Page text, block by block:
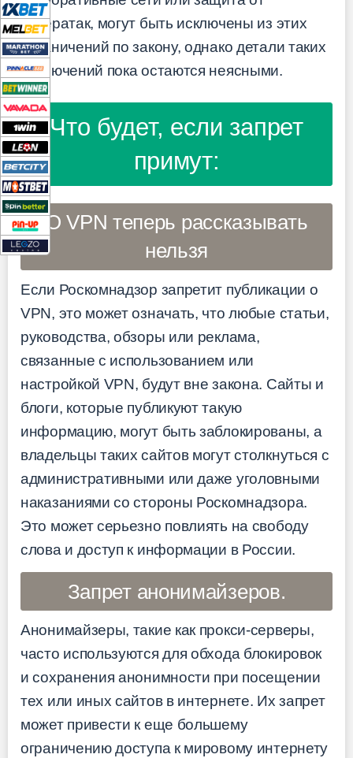
кибератак, могут быть исключены из этих
ограничений по закону, однако детали таких
исключений пока остаются неясными.
Что будет, если запрет
примут:
О VPN теперь рассказывать
нельзя
Если Роскомнадзор запретит публикации о
VPN, это может означать, что любые статьи,
руководства, обзоры или реклама,
связанные с использованием или
настройкой VPN, будут вне закона. Сайты и
блоги, которые публикуют такую
информацию, могут быть заблокированы, а
владельцы таких сайтов могут столкнуться с
административными или даже уголовными
наказаниями со стороны Роскомнадзора.
Это может серьезно повлиять на свободу
слова и доступ к информации в России.
Запрет анонимайзеров.
Анонимайзеры, такие как прокси-серверы,
часто используются для обхода блокировок
и сохранения анонимности при посещении
тех или иных сайтов в интернете. Их запрет
может привести к еще большему
ограничению доступа к мировому интернету